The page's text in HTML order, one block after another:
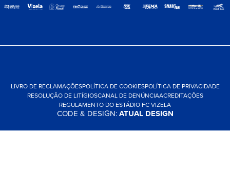
LIVRO DE RECLAMAÇÕESPOLÍTICA DE COOKIESPOLÍTICA DE PRIVACIDADE
RESOLUÇÃO DE LITÍGIOSCANAL DE DENÚNCIAACREDITAÇÕES
REGULAMENTO DO ESTÁDIO FC VIZELA
CODE & DESIGN:ATUAL DESIGN